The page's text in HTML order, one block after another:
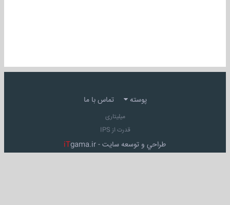
پوسته تماس با ما
میلیتاری
قدرت از IPS
طراحي و توسعه سايت - iTgama.ir